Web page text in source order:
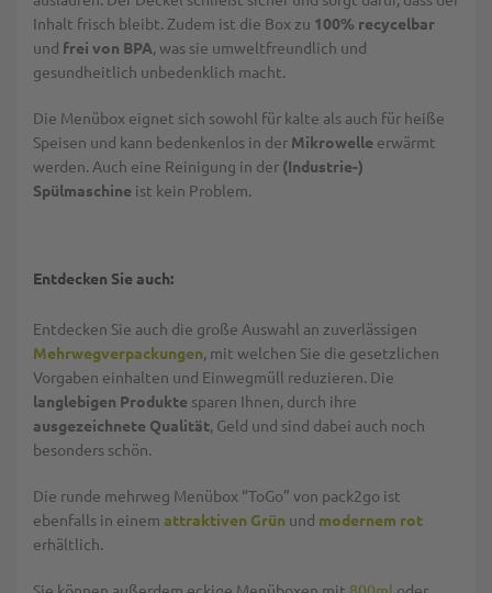
Inhalt frisch bleibt. Zudem ist die Box zu 100% recycelbar
und frei von BPA, was sie umweltfreundlich und
gesundheitlich unbedenklich macht.
Die Menübox eignet sich sowohl für kalte als auch für heiße
Speisen und kann bedenkenlos in der Mikrowelle erwärmt
werden. Auch eine Reinigung in der (Industrie-)
Spülmaschine ist kein Problem.
Entdecken Sie auch:
Entdecken Sie auch die große Auswahl an zuverlässigen
Mehrwegverpackungen, mit welchen Sie die gesetzlichen
Vorgaben einhalten und Einwegmüll reduzieren. Die
langlebigen Produkte sparen Ihnen, durch ihre
ausgezeichnete Qualität, Geld und sind dabei auch noch
besonders schön.
Die runde mehrweg Menübox “ToGo” von pack2go ist
ebenfalls in einem attraktiven Grün und modernem rot
erhältlich.